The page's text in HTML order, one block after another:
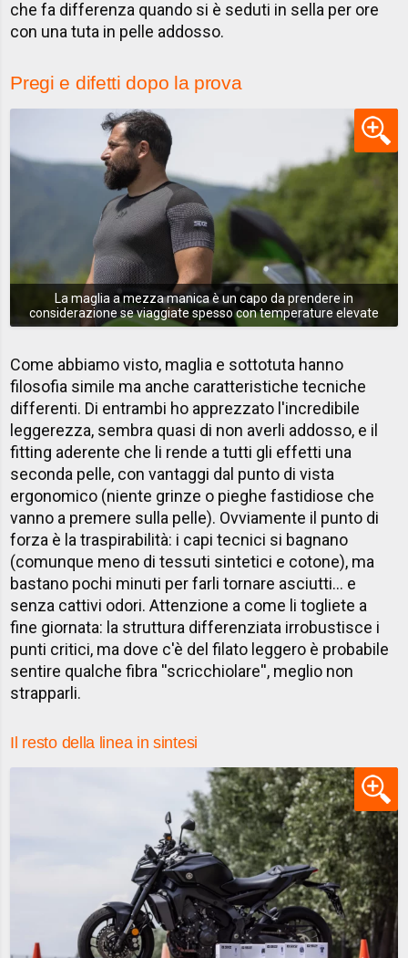
che fa differenza quando si è seduti in sella per ore
con una tuta in pelle addosso.
Pregi e difetti dopo la prova
La maglia a mezza manica è un capo da prendere in
considerazione se viaggiate spesso con temperature elevate
Come abbiamo visto, maglia e sottotuta hanno
filosofia simile ma anche caratteristiche tecniche
differenti. Di entrambi ho apprezzato l'incredibile
leggerezza, sembra quasi di non averli addosso, e il
fitting aderente che li rende a tutti gli effetti una
seconda pelle, con vantaggi dal punto di vista
ergonomico (niente grinze o pieghe fastidiose che
vanno a premere sulla pelle). Ovviamente il punto di
forza è la traspirabilità: i capi tecnici si bagnano
(comunque meno di tessuti sintetici e cotone), ma
bastano pochi minuti per farli tornare asciutti... e
senza cattivi odori. Attenzione a come li togliete a
fine giornata: la struttura differenziata irrobustisce i
punti critici, ma dove c'è del filato leggero è probabile
sentire qualche fibra ''scricchiolare'', meglio non
strapparli.
Il resto della linea in sintesi